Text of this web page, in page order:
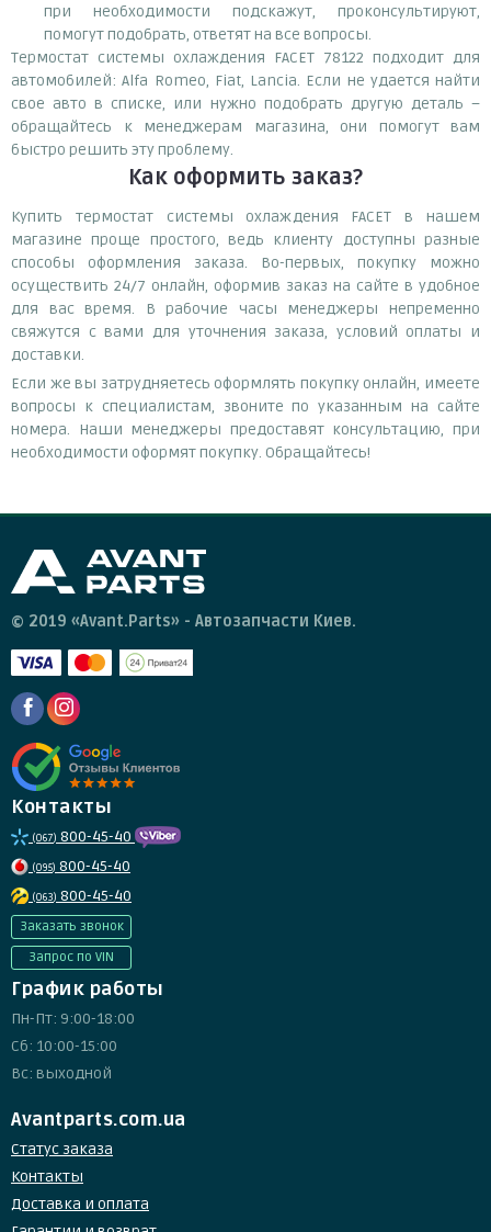
при необходимости подскажут, проконсультируют,
помогут подобрать, ответят на все вопросы.
Термостат системы охлаждения FACET 78122 подходит для
автомобилей: Alfa Romeo, Fiat, Lancia. Если не удается найти
свое авто в списке, или нужно подобрать другую деталь –
обращайтесь к менеджерам магазина, они помогут вам
быстро решить эту проблему.
Как оформить заказ?
Купить термостат системы охлаждения FACET в нашем
магазине проще простого, ведь клиенту доступны разные
способы оформления заказа. Во-первых, покупку можно
осуществить 24/7 онлайн, оформив заказ на сайте в удобное
для вас время. В рабочие часы менеджеры непременно
свяжутся с вами для уточнения заказа, условий оплаты и
доставки.
Если же вы затрудняетесь оформлять покупку онлайн, имеете
вопросы к специалистам, звоните по указанным на сайте
номера. Наши менеджеры предоставят консультацию, при
необходимости оформят покупку. Обращайтесь!
© 2019 «Avant.Parts» - Автозапчасти Киев.
Контакты
(067) 800-45-40
(095) 800-45-40
(063) 800-45-40
Заказать звонок
Запрос по VIN
График работы
Пн-Пт: 9:00-18:00
Сб: 10:00-15:00
Вс: выходной
Avantparts.com.ua
Статус заказа
Контакты
Доставка и оплата